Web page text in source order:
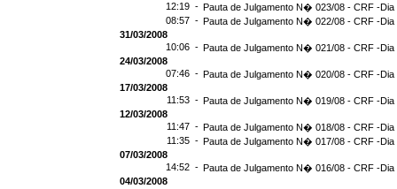
12:19 - Pauta de Julgamento N� 023/08 - CRF -Dia
08:57 - Pauta de Julgamento N� 022/08 - CRF -Dia
31/03/2008
10:06 - Pauta de Julgamento N� 021/08 - CRF -Dia
24/03/2008
07:46 - Pauta de Julgamento N� 020/08 - CRF -Dia
17/03/2008
11:53 - Pauta de Julgamento N� 019/08 - CRF -Dia
12/03/2008
11:47 - Pauta de Julgamento N� 018/08 - CRF -Dia
11:35 - Pauta de Julgamento N� 017/08 - CRF -Dia
07/03/2008
14:52 - Pauta de Julgamento N� 016/08 - CRF -Dia
04/03/2008